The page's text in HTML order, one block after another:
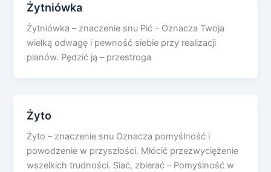
Żytniówka
Żytniówka – znaczenie snu Pić – Oznacza Twoja
wielką odwagę i pewność siebie przy realizacji
planów. Pędzić ją – przestroga
Żyto
Żyto – znaczenie snu Oznacza pomyślność i
powodzenie w przyszłości. Młócić przezwyciężenie
wszelkich trudności. Siać, zbierać – Pomyślność w